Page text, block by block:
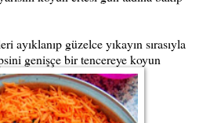
ayıklanıp güzelce yıkayın sırasıyla
genişçe bir tencereye koyun